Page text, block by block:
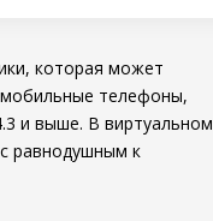
которая может
мобильные телефоны,
и выше. В виртуальном
равнодушным к